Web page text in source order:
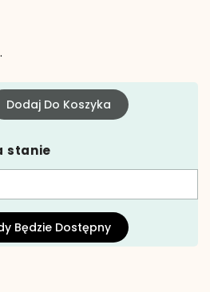
Dodaj Do Koszyka
stanie
Będzie Dostępny